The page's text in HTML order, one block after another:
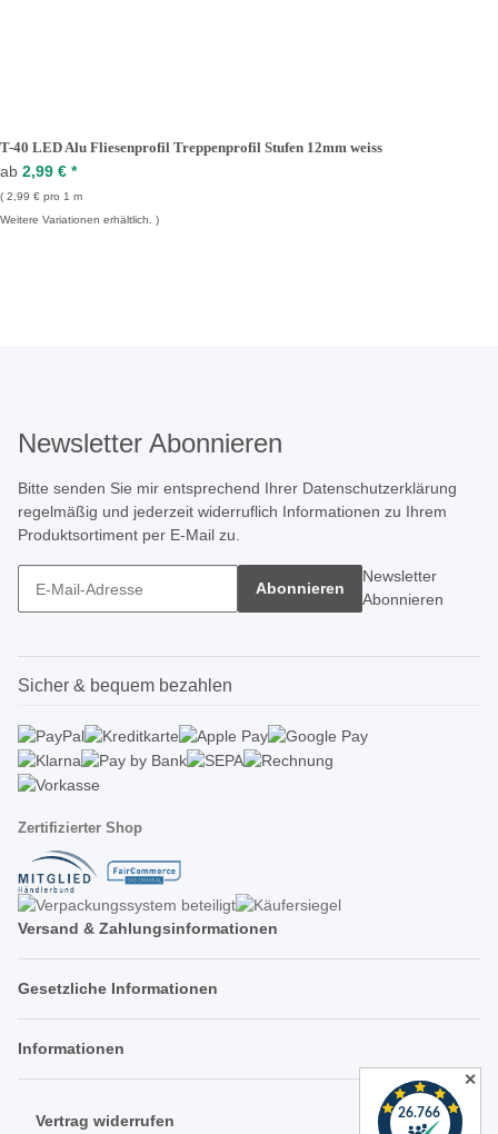
T-40 LED Alu Fliesenprofil Treppenprofil Stufen 12mm weiss
ab 2,99 € *
2,99 € pro 1 m
Weitere Variationen erhältlich.
Newsletter Abonnieren
Bitte senden Sie mir entsprechend Ihrer Datenschutzerklärung
regelmäßig und jederzeit widerruflich Informationen zu Ihrem
Produktsortiment per E-Mail zu.
Abonnieren
Newsletter
Abonnieren
Sicher & bequem bezahlen
Zertifizierter Shop
Versand & Zahlungsinformationen
Gesetzliche Informationen
Informationen
Vertrag widerrufen
✕